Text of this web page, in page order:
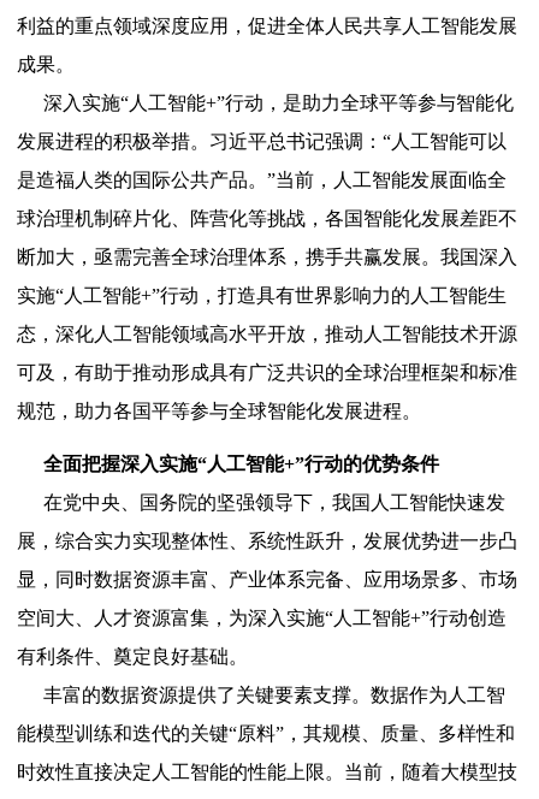
利益的重点领域深度应用，促进全体人民共享人工智能发展
成果。
深入实施“人工智能+”行动，是助力全球平等参与智能化
发展进程的积极举措。习近平总书记强调：“人工智能可以
是造福人类的国际公共产品。”当前，人工智能发展面临全
球治理机制碎片化、阵营化等挑战，各国智能化发展差距不
断加大，亟需完善全球治理体系，携手共赢发展。我国深入
实施“人工智能+”行动，打造具有世界影响力的人工智能生
态，深化人工智能领域高水平开放，推动人工智能技术开源
可及，有助于推动形成具有广泛共识的全球治理框架和标准
规范，助力各国平等参与全球智能化发展进程。
全面把握深入实施“人工智能+”行动的优势条件
在党中央、国务院的坚强领导下，我国人工智能快速发
展，综合实力实现整体性、系统性跃升，发展优势进一步凸
显，同时数据资源丰富、产业体系完备、应用场景多、市场
空间大、人才资源富集，为深入实施“人工智能+”行动创造
有利条件、奠定良好基础。
丰富的数据资源提供了关键要素支撑。数据作为人工智
能模型训练和迭代的关键“原料”，其规模、质量、多样性和
时效性直接决定人工智能的性能上限。当前，随着大模型技